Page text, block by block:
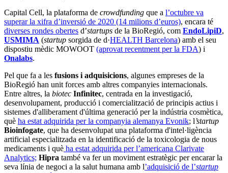
Capital Cell, la plataforma de crowdfunding que a l’octubre va
superar la xifra d’inversió de 2020 (14 milions d’euros), encara té
diverses rondes obertes d’startups de la BioRegió, com EndoLipiD,
USMIMA (startup sorgida de d·HEALTH Barcelona) amb el seu
dispostiu mèdic MOWOOT (aprovat recentment per la FDA) i
Onalabs.
Pel que fa a les fusions i adquisicions, algunes empreses de la
BioRegió han unit forces amb altres companyies internacionals.
Entre altres, la biotec Infinitec, centrada en la investigació,
desenvolupament, producció i comercialització de principis actius i
sistemes d'alliberament d'última generació per la indústria cosmètica,
què ha estat adquirida per la companyia alemanya Evonik; l’startup
Bioinfogate, que ha desenvolupat una plataforma d'intel·ligència
artificial especialitzada en la identificació de la toxicologia de nous
medicaments i què ha estat adquirida per l’americana Clarivate
Analytics; Hipra també va fer un moviment estratègic per encarar la
seva línia de negoci a la salut humana amb l’adquisició de l’startup